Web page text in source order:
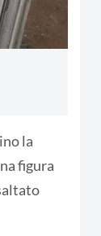
la
figura